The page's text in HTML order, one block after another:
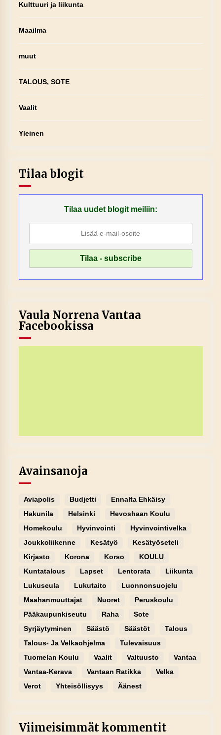
Kulttuuri ja liikunta
Maailma
muut
TALOUS, SOTE
Vaalit
Yleinen
Tilaa blogit
Tilaa uudet blogit meiliin:
Vaula Norrena Vantaa
Facebookissa
Avainsanoja
Aviapolis Budjetti
Ennalta Ehkäisy
Hakunila
Helsinki
Hevoshaan Koulu
Homekoulu
Hyvinvointi
Hyvinvointivelka
Joukkoliikenne
Kesätyö
Kesätyöseteli
Kirjasto
Korona Korso
KOULU
Kuntatalous
Lapset Lentorata
Liikunta
Lukuseula
Lukutaito
Luonnonsuojelu
Maahanmuuttajat
Nuoret
Peruskoulu
Pääkaupunkiseutu
Raha
Sote
Syrjäytyminen
Säästö Säästöt
Talous
Talous- Ja Velkaohjelma
Tulevaisuus
Tuomelan Koulu
Vaalit Valtuusto
Vantaa
Vantaa-Kerava
Vantaan Ratikka
Velka
Verot
Yhteisöllisyys Äänest
Viimeisimmät kommentit